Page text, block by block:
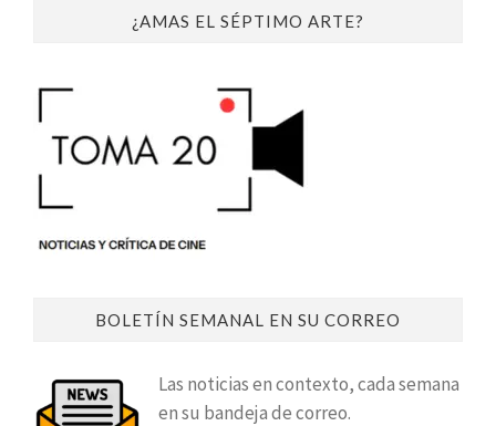
¿AMAS EL SÉPTIMO ARTE?
BOLETÍN SEMANAL EN SU CORREO
Las noticias en contexto, cada semana
en su bandeja de correo.